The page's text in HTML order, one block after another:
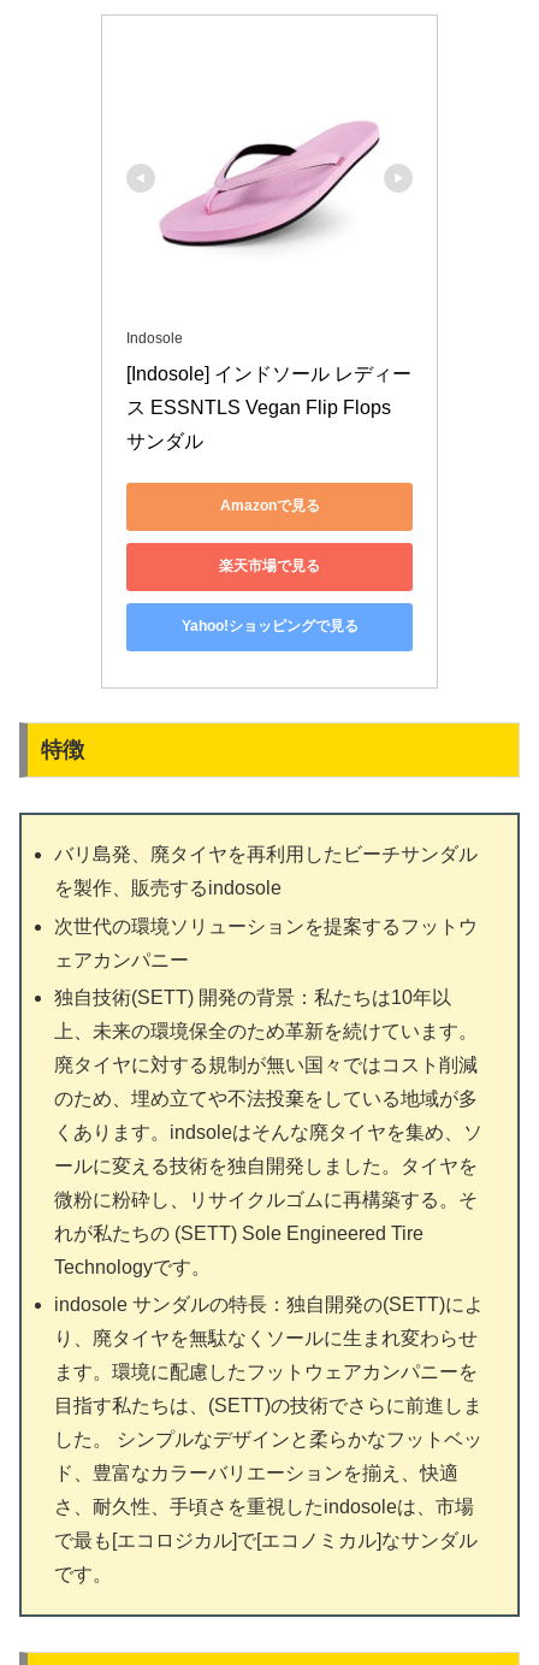
Indosole
[Indosole] インドソール レディー
ス ESSNTLS Vegan Flip Flops
サンダル
Amazonで見る
楽天市場で見る
Yahoo!ショッピングで見る
特徴
バリ島発、廃タイヤを再利用したビーチサンダル
を製作、販売するindosole
次世代の環境ソリューションを提案するフットウ
ェアカンパニー
独自技術(SETT) 開発の背景：私たちは10年以
上、未来の環境保全のため革新を続けています。
廃タイヤに対する規制が無い国々ではコスト削減
のため、埋め立てや不法投棄をしている地域が多
くあります。indsoleはそんな廃タイヤを集め、ソ
ールに変える技術を独自開発しました。タイヤを
微粉に粉砕し、リサイクルゴムに再構築する。そ
れが私たちの (SETT) Sole Engineered Tire
Technologyです。
indosole サンダルの特長：独自開発の(SETT)によ
り、廃タイヤを無駄なくソールに生まれ変わらせ
ます。環境に配慮したフットウェアカンパニーを
目指す私たちは、(SETT)の技術でさらに前進しま
した。 シンプルなデザインと柔らかなフットベッ
ド、豊富なカラーバリエーションを揃え、快適
さ、耐久性、手頃さを重視したindosoleは、市場
で最も[エコロジカル]で[エコノミカル]なサンダル
です。